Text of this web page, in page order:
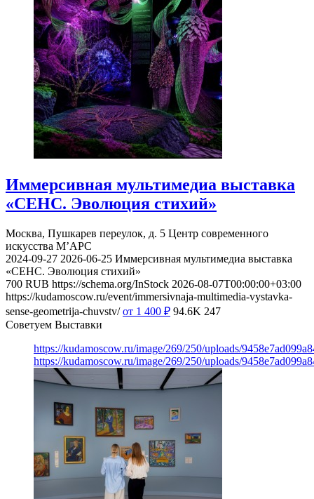
Иммерсивная мультимедиа выставка
«СЕНС. Эволюция стихий»
Москва, Пушкарев переулок, д. 5 Центр современного
искусства М’АРС
2024-09-27 2026-06-25 Иммерсивная мультимедиа выставка
«СЕНС. Эволюция стихий»
700 RUB https://schema.org/InStock 2026-08-07T00:00:00+03:00
https://kudamoscow.ru/event/immersivnaja-multimedia-vystavka-
sense-geometrija-chuvstv/ от 1 400 ₽ 94.6K 247
Советуем Выставки
https://kudamoscow.ru/image/269/250/uploads/
https://kudamoscow.ru/image/269/250/uploads/